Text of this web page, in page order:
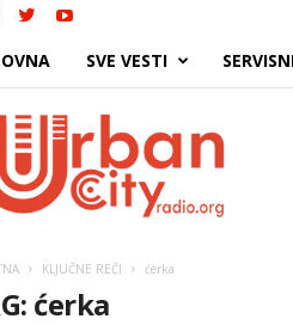
SVE VESTI
KLJUČNE REČI ćerka
ćerka